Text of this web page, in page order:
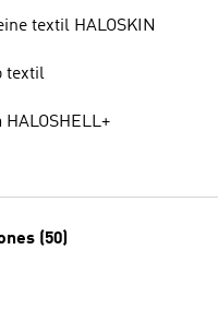
textil HALOSKIN
textil
HALOSHELL+
(50)